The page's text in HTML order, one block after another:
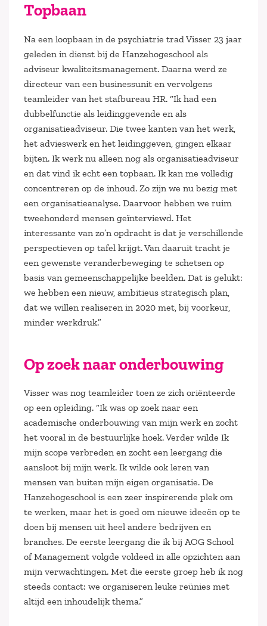
Topbaan
Na een loopbaan in de psychiatrie trad Visser 23 jaar
geleden in dienst bij de Hanzehogeschool als
adviseur kwaliteitsmanagement. Daarna werd ze
directeur van een businessunit en vervolgens
teamleider van het stafbureau HR. “Ik had een
dubbelfunctie als leidinggevende en als
organisatieadviseur. Die twee kanten van het werk,
het advieswerk en het leidinggeven, gingen elkaar
bijten. Ik werk nu alleen nog als organisatieadviseur
en dat vind ik echt een topbaan. Ik kan me volledig
concentreren op de inhoud. Zo zijn we nu bezig met
een organisatieanalyse. Daarvoor hebben we ruim
tweehonderd mensen geïnterviewd. Het
interessante van zo’n opdracht is dat je verschillende
perspectieven op tafel krijgt. Van daaruit tracht je
een gewenste veranderbeweging te schetsen op
basis van gemeenschappelijke beelden. Dat is gelukt:
we hebben een nieuw, ambitieus strategisch plan,
dat we willen realiseren in 2020 met, bij voorkeur,
minder werkdruk.”
Op zoek naar onderbouwing
Visser was nog teamleider toen ze zich oriënteerde
op een opleiding. “Ik was op zoek naar een
academische onderbouwing van mijn werk en zocht
het vooral in de bestuurlijke hoek. Verder wilde Ik
mijn scope verbreden en zocht een leergang die
aansloot bij mijn werk. Ik wilde ook leren van
mensen van buiten mijn eigen organisatie. De
Hanzehogeschool is een zeer inspirerende plek om
te werken, maar het is goed om nieuwe ideeën op te
doen bij mensen uit heel andere bedrijven en
branches. De eerste leergang die ik bij AOG School
of Management volgde voldeed in alle opzichten aan
mijn verwachtingen. Met die eerste groep heb ik nog
steeds contact: we organiseren leuke reünies met
altijd een inhoudelijk thema.”